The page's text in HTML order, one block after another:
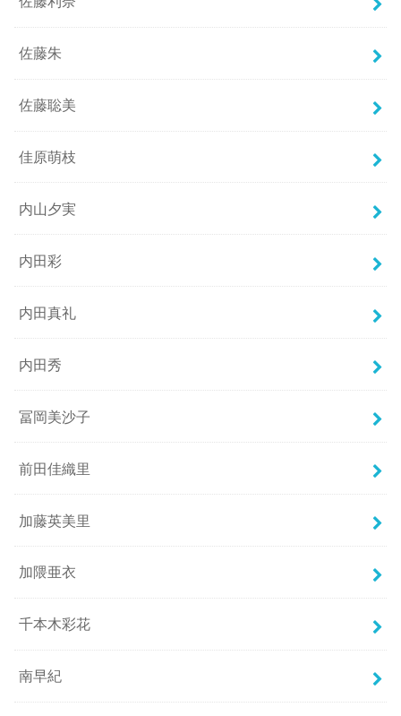
佐藤朱
佐藤聡美
佳原萌枝
内山夕実
内田彩
内田真礼
内田秀
冨岡美沙子
前田佳織里
加藤英美里
加隈亜衣
千本木彩花
南早紀